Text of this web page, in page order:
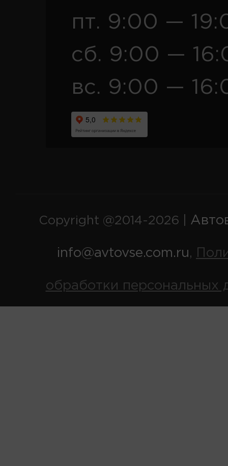
пт. 9:00 —
сб. 9:00 —
вс. 9:00 —
Copyright @2014-2026 |
info@avtovse.com.ru,
обработки персональных